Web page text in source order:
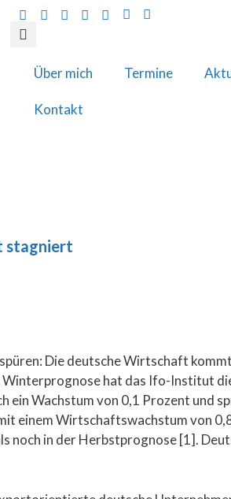
Über mich Termine
Kontakt
stagniert
Die deutsche Wirtschaft
hat das Ifo-Institut
Wachstum von 0,1 Prozent und
einem Wirtschaftswachstum von
noch in der Herbstprognose [1].